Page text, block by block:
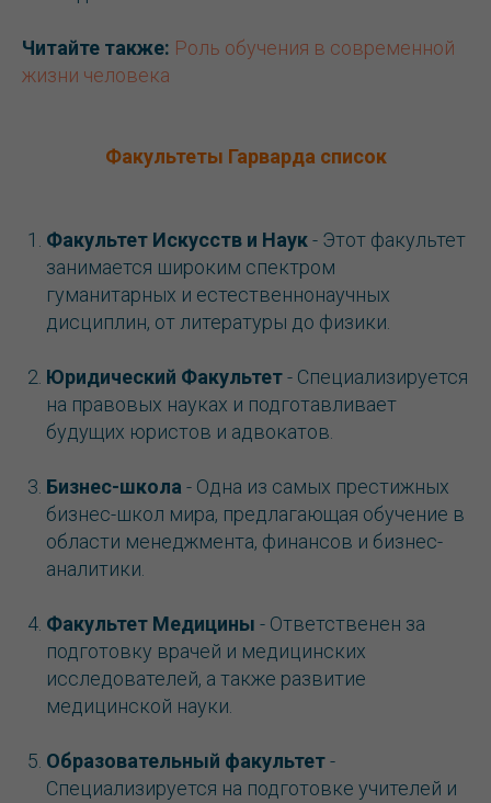
Читайте также: Роль обучения в современной
жизни человека
Факультеты Гарварда список
Факультет Искусств и Наук- Этот факультет
занимается широким спектром
гуманитарных и естественнонаучных
дисциплин, от литературы до физики.
Юридический Факультет- Специализируется
на правовых науках и подготавливает
будущих юристов и адвокатов.
Бизнес-школа - Одна из самых престижных
бизнес-школ мира, предлагающая обучение в
области менеджмента, финансов и бизнес-
аналитики.
Факультет Медицины - Ответственен за
подготовку врачей и медицинских
исследователей, а также развитие
медицинской науки.
Образовательный факультет-
Специализируется на подготовке учителей и